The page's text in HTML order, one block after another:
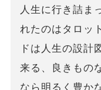
人生に行き詰ま
れたのはタロッ
ドは人生の設計
来る、良きもの
なら明るく豊か